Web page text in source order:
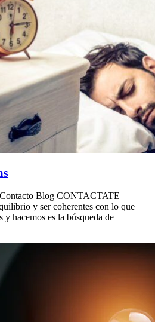
Blog CONTACTATE
y ser coherentes con lo que
y hacemos es la búsqueda de